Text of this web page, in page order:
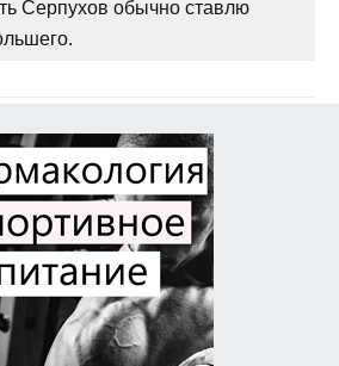
Серпухов обычно ставлю